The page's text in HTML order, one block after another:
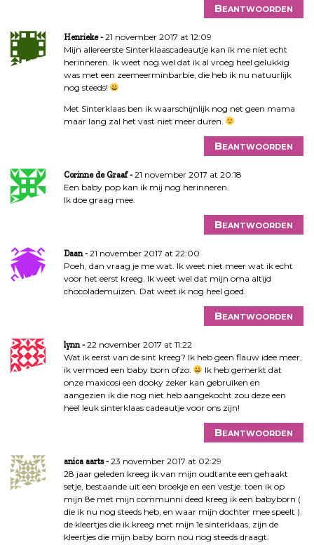
Beantwoorden
Henrieke
21 november 2017 at 12:09
Mijn allereerste Sinterklaascadeautje kan ik me niet echt
herinneren. Ik weet nog wel dat ik al vroeg heel gelukkig
was met een zeemeerminbarbie, die heb ik nu natuurlijk
nog steeds!
Met Sinterklaas ben ik waarschijnlijk nog net geen mama
maar lang zal het vast niet meer duren.
Beantwoorden
Corinne de Graaf
21 november 2017 at 20:18
Een baby pop kan ik mij nog herinneren.
Ik doe graag mee.
Beantwoorden
Daan
21 november 2017 at 22:00
Poeh, dan vraag je me wat. Ik weet niet meer wat ik echt
voor het eerst kreeg. Ik weet wel dat mijn oma altijd
chocolademuizen. Dat weet ik nog heel goed.
Beantwoorden
lynn
22 november 2017 at 11:22
Wat ik eerst van de sint kreeg? Ik heb geen flauw idee meer,
ik vermoed een baby born ofzo.
Ik heb gemerkt dat
onze maxicosi een dooky zeker kan gebruiken en
aangezien ik die nog niet heb aangekocht zou deze een
heel leuk sinterklaas cadeautje voor ons zijn!
Beantwoorden
anica aarts
23 november 2017 at 02:29
28 jaar geleden kreeg ik van mijn oudtante een gehaakt
setje, bestaande uit een broekje en een vestje. toen ik op
mijn 8e met mijn communni deed kreeg ik een babyborn (
die ik nu nog steeds heb, en waar mijn dochter mee speelt ).
de kleertjes die ik kreeg met mijn 1e sinterklaas, zijn de
kleertjes die mijn baby born nou nog steeds draagt.